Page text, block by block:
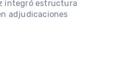
integró estructura
adjudicaciones